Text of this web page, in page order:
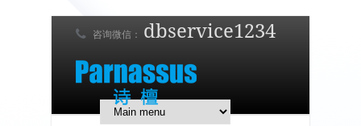
咨询微信： dbservice1234
7 x 24 在线支持！
简体中文 日本語